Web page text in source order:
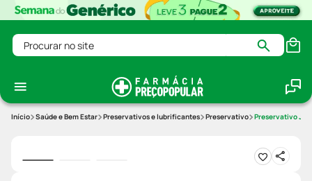
Procurar no site
Saúde e Bem Estar Preservativos e lubrificantes Preservativo Preservativo